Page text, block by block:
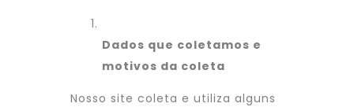
Dados que coletamos e
motivos da coleta
Nosso site coleta e utiliza alguns